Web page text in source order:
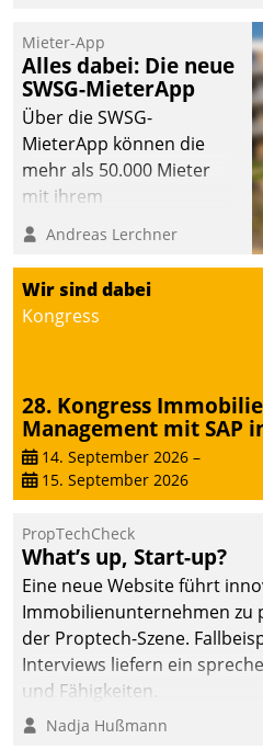
Mieter-App
Alles dabei: Die neue
SWSG-MieterApp
Über die SWSG-
MieterApp können die
mehr als 50.000 Mieter
mit ihrem
Wohnungsunternehmen
kommunizieren, auf dem
Laufenden bleiben, Daten
einsehen und ändern
oder
Uhr.
Andreas Lerchner
Wir sind dabei
Kongress
28. Kongress
Management mit SAP
14. September 2026 –
15. September 2026
PropTechCheck
What’s up, Start-up?
Eine neue Website führt
Immobilienunternehmen zu
der Proptech-Szene.
Interviews liefern ein
und Fähigkeiten.
Nadja Hußmann